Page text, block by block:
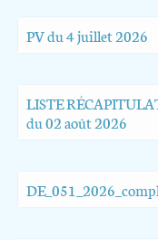
PV du 4 juillet 2026
LISTE
du 02 août 2026